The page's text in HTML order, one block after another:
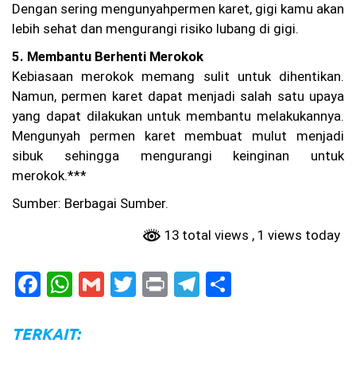
Ti
ga
la
n
Be
rl
al
Ka
su
nu
ha
Ag
it
Pr
Dengan sering mengunyahpermen karet, gigi kamu akan
lebih sehat dan mengurangi risiko lubang di gigi.
5. Membantu Berhenti Merokok
Kebiasaan merokok memang sulit untuk dihentikan.
Namun, permen karet dapat menjadi salah satu upaya
yang dapat dilakukan untuk membantu melakukannya.
Mengunyah permen karet membuat mulut menjadi
sibuk sehingga mengurangi keinginan untuk
merokok.***
Sumber: Berbagai Sumber.
13 total views , 1 views today
F
a
c
W
h
a
G
m
T
w
Pr
in
T
el
TERKAIT: